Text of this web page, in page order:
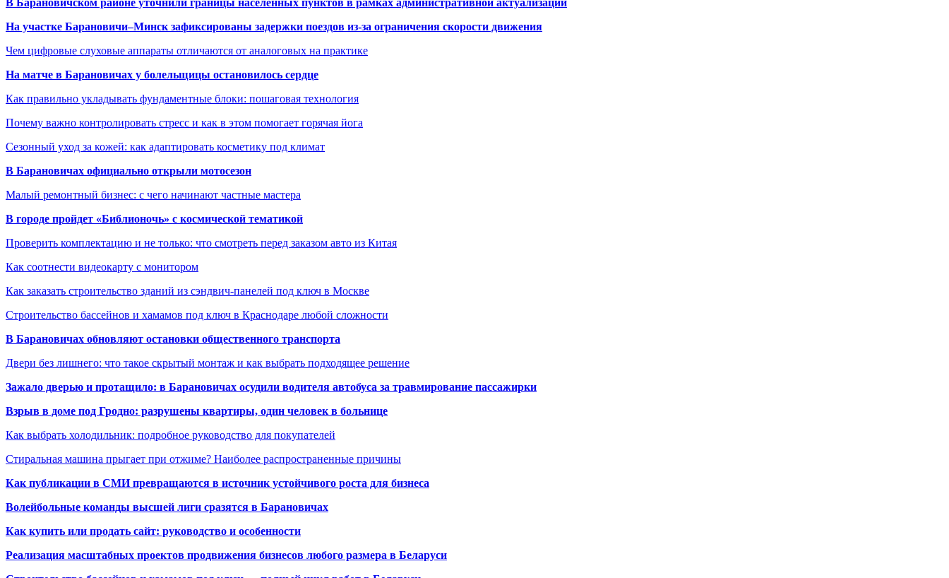
В Барановичском районе уточнили границы населённых пунктов в рамках административной актуализации
На участке Барановичи–Минск зафиксированы задержки поездов из-за ограничения скорости движения
Чем цифровые слуховые аппараты отличаются от аналоговых на практике
На матче в Барановичах у болельщицы остановилось сердце
Как правильно укладывать фундаментные блоки: пошаговая технология
Почему важно контролировать стресс и как в этом помогает горячая йога
Сезонный уход за кожей: как адаптировать косметику под климат
В Барановичах официально открыли мотосезон
Малый ремонтный бизнес: с чего начинают частные мастера
В городе пройдет «Библионочь» с космической тематикой
Проверить комплектацию и не только: что смотреть перед заказом авто из Китая
Как соотнести видеокарту с монитором
Как заказать строительство зданий из сэндвич-панелей под ключ в Москве
Строительство бассейнов и хамамов под ключ в Краснодаре любой сложности
В Барановичах обновляют остановки общественного транспорта
Двери без лишнего: что такое скрытый монтаж и как выбрать подходящее решение
Зажало дверью и протащило: в Барановичах осудили водителя автобуса за травмирование пассажирки
Взрыв в доме под Гродно: разрушены квартиры, один человек в больнице
Как выбрать холодильник: подробное руководство для покупателей
Стиральная машина прыгает при отжиме? Наиболее распространенные причины
Как публикации в СМИ превращаются в источник устойчивого роста для бизнеса
Волейбольные команды высшей лиги сразятся в Барановичах
Как купить или продать сайт: руководство и особенности
Реализация масштабных проектов продвижения бизнесов любого размера в Беларуси